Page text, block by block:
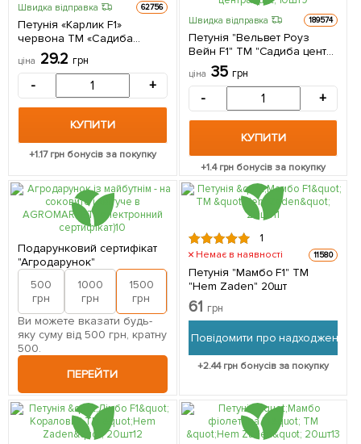
Швидка відправка 62756
Петунія «Карлик F1»
червона ТМ «Садиба
центр» 10шт
ціна 29.2 грн
- +
КУПИТИ
+1.17грн бонусів за покупку
Швидка відправка 189574
Петунія "Вельвет Роуз
Вейн F1" ТМ "Садиба центр"
10шт
ціна 35 грн
- +
КУПИТИ
+1.4грн бонусів за покупку
Подарунковий сертифікат
"Агродарунок"
500
грн
1000
грн
1500
грн
2000
грн
Ви можете вказати будь-
яку суму від 500 грн, кратну
500.
ПЕРЕЙТИ
1
Немає в наявності 11580
Петунія "Мамбо F1" ТМ
"Hem Zaden" 20шт
61 грн
Повідомити про надходження
+2.44грн бонусів за покупку